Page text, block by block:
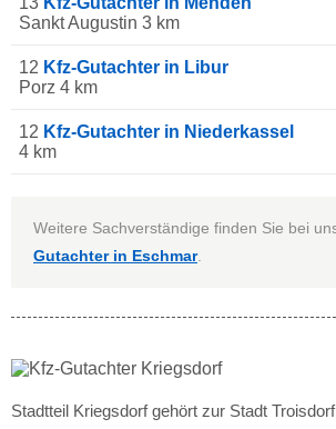
Sankt Augustin 3 km
12 Kfz-Gutachter in Libur
Porz 4 km
12 Kfz-Gutachter in Niederkassel
4 km
Weitere Sachverständige finden Sie bei
Gutachter in Eschmar.
Stadtteil Kriegsdorf gehört zur Stadt